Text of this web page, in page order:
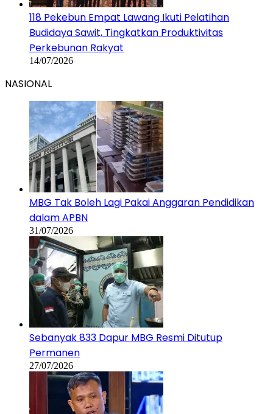
118 Pekebun Empat Lawang Ikuti Pelatihan
Budidaya Sawit, Tingkatkan Produktivitas
Perkebunan Rakyat
14/07/2026
NASIONAL
MBG Tak Boleh Lagi Pakai Anggaran Pendidikan
dalam APBN
31/07/2026
Sebanyak 833 Dapur MBG Resmi Ditutup
Permanen
27/07/2026